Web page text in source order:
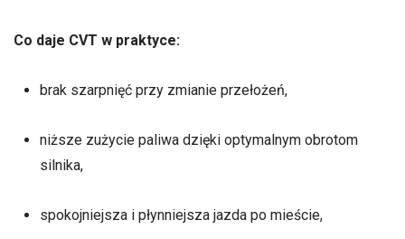
Co daje CVT w praktyce:
brak szarpnięć przy zmianie przełożeń,
niższe zużycie paliwa dzięki optymalnym obrotom
silnika,
spokojniejsza i płynniejsza jazda po mieście,